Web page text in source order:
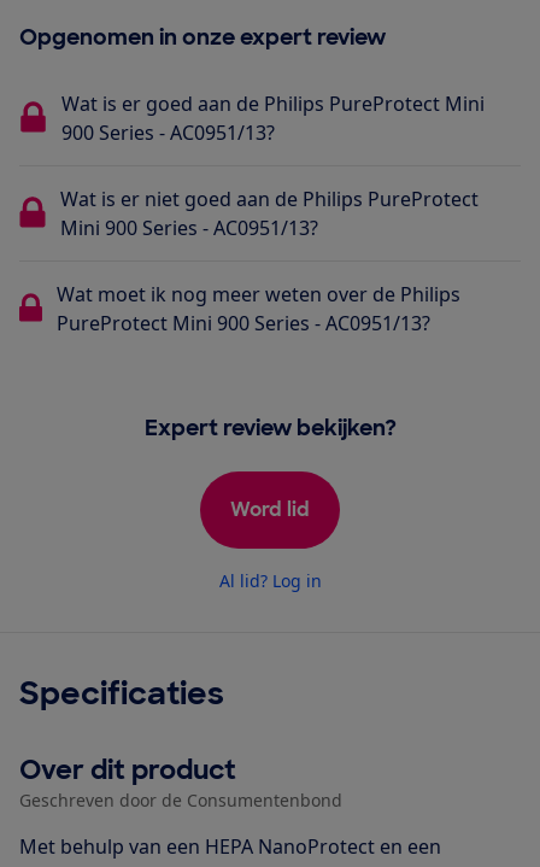
Opgenomen in onze expert review
Wat is er goed aan de Philips PureProtect Mini
900 Series - AC0951/13?
Wat is er niet goed aan de Philips PureProtect
Mini 900 Series - AC0951/13?
Wat moet ik nog meer weten over de Philips
PureProtect Mini 900 Series - AC0951/13?
Expert review bekijken?
Word lid
Al lid? Log in
Specificaties
Over dit product
Geschreven door de Consumentenbond
Met behulp van een HEPA NanoProtect en een